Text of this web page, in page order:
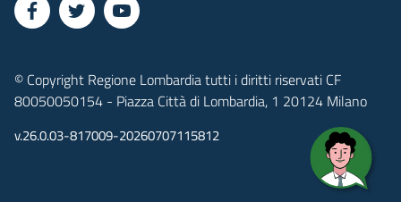
© Copyright Regione Lombardia tutti i diritti riservati CF
80050050154 - Piazza Città di Lombardia, 1 20124 Milano
v.26.0.03-817009-20260707115812